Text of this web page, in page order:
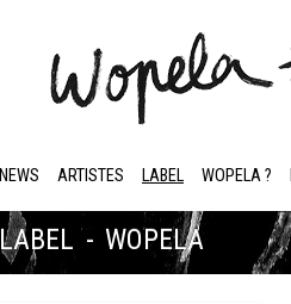
NEWS ARTISTES LABEL WOPELA ?
LABEL - WOPELA